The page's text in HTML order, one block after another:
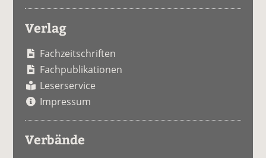
Verlag
Fachzeitschriften
Fachpublikationen
Leserservice
Impressum
Verbände